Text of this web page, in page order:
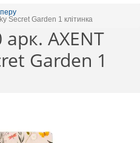
Secret Garden 1 клітинка
AXENT
Garden 1